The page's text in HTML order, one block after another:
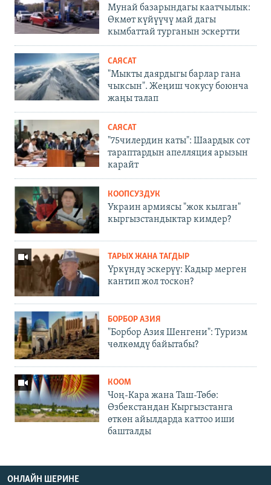
Мунай базарындагы каатчылык:
Өкмөт күйүүчү май дагы
кымбаттай турганын эскертти
САЯСАТ
"Мыкты даярдыгы барлар гана
чыксын". Жеңиш чокусу боюнча
жаңы талап
САЯСАТ
"75чилердин каты": Шаардык сот
тараптардын апелляция арызын
карайт
КООПСУЗДУК
Украин армиясы "жок кылган"
кыргызстандыктар кимдер?
ТАРЫХ ЖАНА ТАГДЫР
Үркүндү эскерүү: Кадыр мерген
кантип жол тоскон?
БОРБОР АЗИЯ
"Борбор Азия Шенгени": Туризм
чөлкөмдү байытабы?
КООМ
Чоң-Кара жана Таш-Төбө:
Өзбекстандан Кыргызстанга
өткөн айылдарда каттоо иши
башталды
ОНЛАЙН ШЕРИНЕ